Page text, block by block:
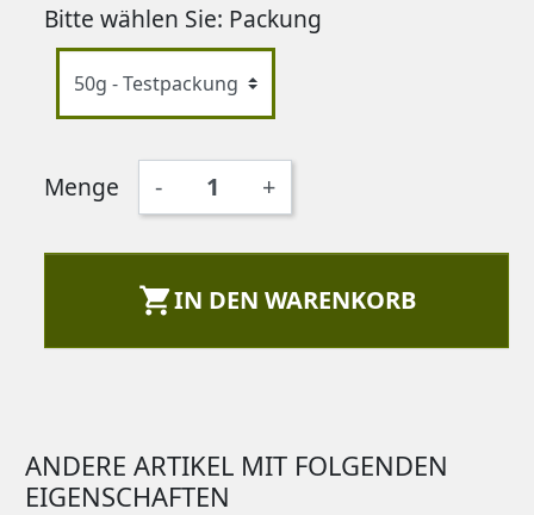
Bitte wählen Sie: Packung
Menge - +
IN DEN WARENKORB
ANDERE ARTIKEL MIT FOLGENDEN
EIGENSCHAFTEN